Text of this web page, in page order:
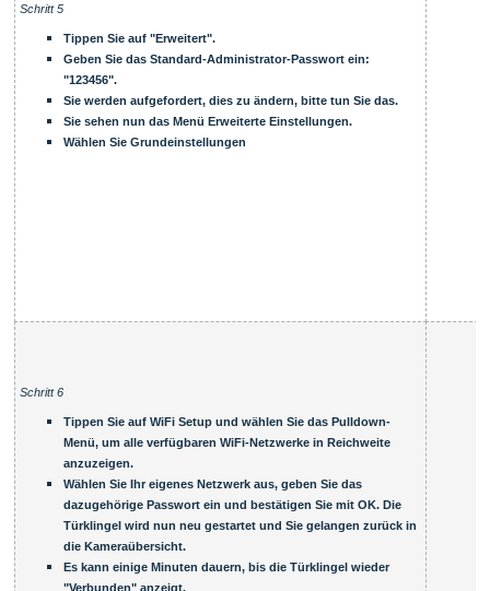
Schritt 5
Tippen Sie auf "Erweitert".
Geben Sie das Standard-Administrator-Passwort ein:
"123456".
Sie werden aufgefordert, dies zu ändern, bitte tun Sie das.
Sie sehen nun das Menü Erweiterte Einstellungen.
Wählen Sie Grundeinstellungen
Schritt 6
Tippen Sie auf WiFi Setup und wählen Sie das Pulldown-
Menü, um alle verfügbaren WiFi-Netzwerke in Reichweite
anzuzeigen.
Wählen Sie Ihr eigenes Netzwerk aus, geben Sie das
dazugehörige Passwort ein und bestätigen Sie mit OK. Die
Türklingel wird nun neu gestartet und Sie gelangen zurück in
die Kameraübersicht.
Es kann einige Minuten dauern, bis die Türklingel wieder
"Verbunden" anzeigt.